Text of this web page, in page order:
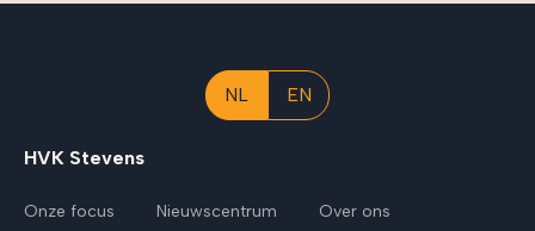
NL EN
HVK Stevens
Onze focus Nieuwscentrum Over ons